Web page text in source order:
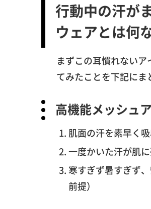
行動中の汗が
ウェアとは何
まずこの耳慣れない
てみたことを下記にま
高機能メッシュ
肌面の汗を素早く
一度かいた汗が肌
寒すぎず暑すぎず、
前提）